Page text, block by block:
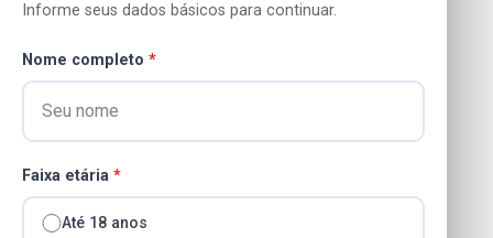
Informe seus dados básicos para continuar.
Nome completo *
Faixa etária *
Até 18 anos
aviso de licitação Maestro e Instrutor de Banda
APM